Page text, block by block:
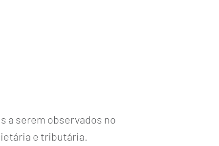
a serem observados no
e tributária.